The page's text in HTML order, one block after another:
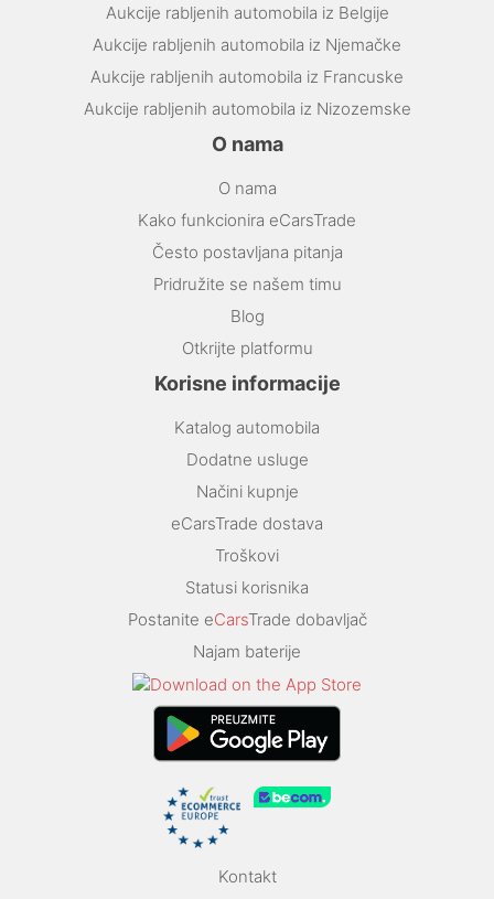
Aukcije rabljenih automobila iz Belgije
Aukcije rabljenih automobila iz Njemačke
Aukcije rabljenih automobila iz Francuske
Aukcije rabljenih automobila iz Nizozemske
O nama
O nama
Kako funkcionira eCarsTrade
Često postavljana pitanja
Pridružite se našem timu
Blog
Otkrijte platformu
Korisne informacije
Katalog automobila
Dodatne usluge
Načini kupnje
eCarsTrade dostava
Troškovi
Statusi korisnika
Postanite eCarsTrade dobavljač
Najam baterije
Kontakt